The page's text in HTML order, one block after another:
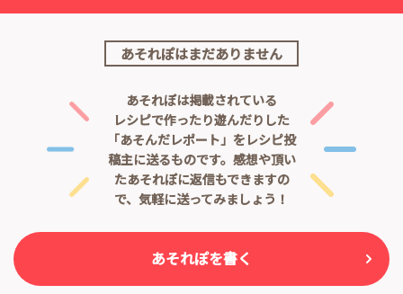
あそれぽはまだありません
あそれぽは掲載されている
レシピで作ったり遊んだりした
「あそんだレポート」をレシピ投
稿主に送るものです。 感想や頂い
たあそれぽに返信もできますの
で、気軽に送ってみましょう！
あそれぽを書く